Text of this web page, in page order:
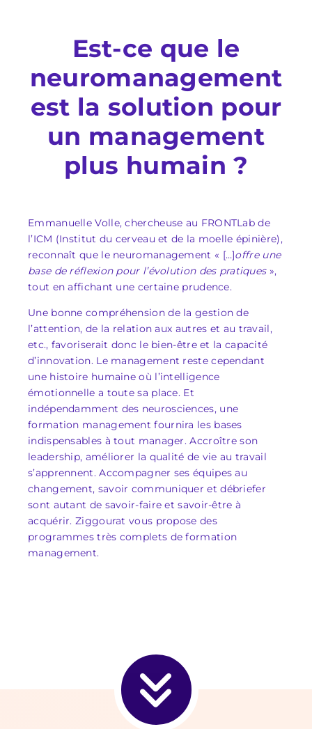
Est-ce que le
neuromanagement
est la solution pour
un management
plus humain ?
Emmanuelle Volle, chercheuse au FRONTLab de
l’ICM (Institut du cerveau et de la moelle épinière),
reconnaît que le neuromanagement « […]offre une
base de réflexion pour l’évolution des pratiques»,
tout en affichant une certaine prudence.
Une bonne compréhension de la gestion de
l’attention, de la relation aux autres et au travail,
etc., favoriserait donc le bien-être et la capacité
d’innovation. Le management reste cependant
une histoire humaine où l’intelligence
émotionnelle a toute sa place. Et
indépendamment des neurosciences, une
formation management fournira les bases
indispensables à tout manager. Accroître son
leadership, améliorer la qualité de vie au travail
s’apprennent. Accompagner ses équipes au
changement, savoir communiquer et débriefer
sont autant de savoir-faire et savoir-être à
acquérir. Ziggourat vous propose des
programmes très complets de formation
management.